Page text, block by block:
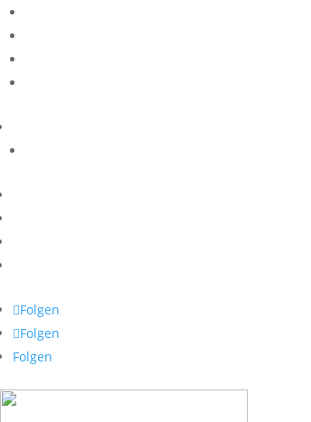
Folgen
Folgen
Folgen